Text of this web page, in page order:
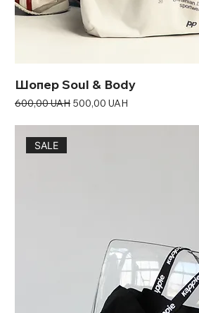
Шопер Soul & Body
Звичайна ціна
600,00 UAH За розпродажем
500,00 UAH
SALE